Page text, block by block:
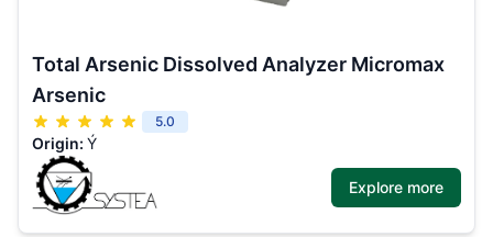
Total Arsenic Dissolved Analyzer Micromax
Arsenic
5.0
Origin: Ý
Explore more